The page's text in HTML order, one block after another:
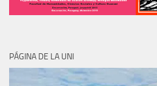
PÁGINA DE LA UNI